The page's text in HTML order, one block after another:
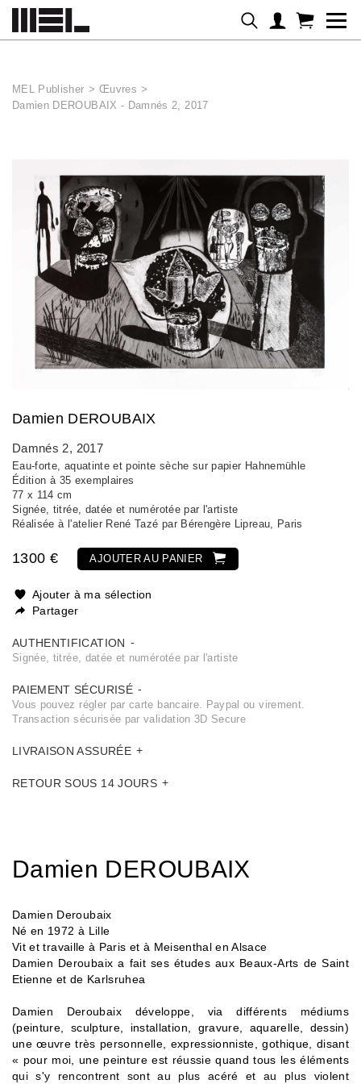
MEL Publisher > Œuvres >
Damien DEROUBAIX - Damnés 2, 2017
Damien DEROUBAIX
Damnés 2, 2017
Eau-forte, aquatinte et pointe sèche sur papier Hahnemühle
Édition à 35 exemplaires
77 x 114 cm
Signée, titrée, datée et numérotée par l'artiste
Réalisée à l'atelier René Tazé par Bérengère Lipreau, Paris
1300 € AJOUTER AU PANIER
Ajouter à ma sélection
Partager
AUTHENTIFICATION
Signée, titrée, datée et numérotée par l'artiste
PAIEMENT SÉCURISÉ
Vous pouvez régler par carte bancaire. Paypal ou virement.
Transaction sécurisée par validation 3D Secure
LIVRAISON ASSURÉE
RETOUR SOUS 14 JOURS
Damien DEROUBAIX
Damien Deroubaix
Né en 1972 à Lille
Vit et travaille à Paris et à Meisenthal en Alsace
Damien Deroubaix a fait ses études aux Beaux-Arts de Saint
Etienne et de Karlsruhea
Damien Deroubaix développe, via différents médiums
(peinture, sculpture, installation, gravure, aquarelle, dessin)
une œuvre très personnelle, expressionniste, gothique, disant
« pour moi, une peinture est réussie quand tous les éléments
qui s'y rencontrent sont au plus acéré et au plus violent
Panneau de gestion des cookies